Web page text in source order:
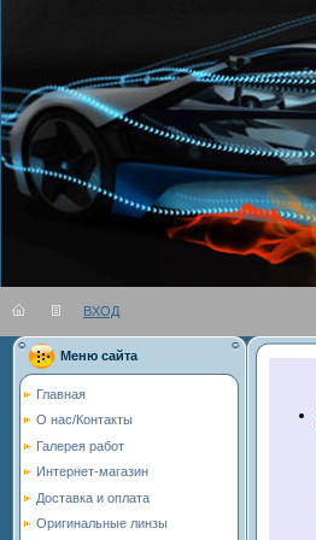
ВХОД
Меню сайта
Главная
О нас/Контакты
Галерея работ
Интернет-магазин
Доставка и оплата
Оригинальные линзы